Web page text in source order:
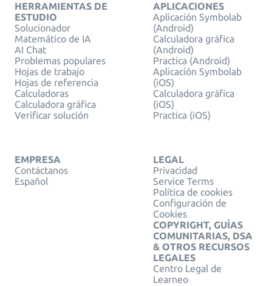
HERRAMIENTAS DE
ESTUDIO
Solucionador
Matemático de IA
AI Chat
Problemas populares
Hojas de trabajo
Hojas de referencia
Calculadoras
Calculadora gráfica
Verificar solución
APLICACIONES
Aplicación Symbolab
(Android)
Calculadora gráfica
(Android)
Practica (Android)
Aplicación Symbolab
(iOS)
Calculadora gráfica
(iOS)
Practica (iOS)
EMPRESA
Contáctanos
Español
LEGAL
Privacidad
Service Terms
Política de cookies
Configuración de
Cookies
COPYRIGHT, GUÍAS
COMUNITARIAS, DSA
& OTROS RECURSOS
LEGALES
Centro Legal de
Learneo